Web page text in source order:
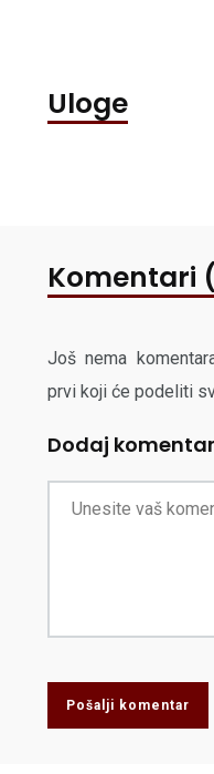
Uloge
Komentari
Još nema
prvi koji će podeliti
Dodaj komentar
Pošalji komentar